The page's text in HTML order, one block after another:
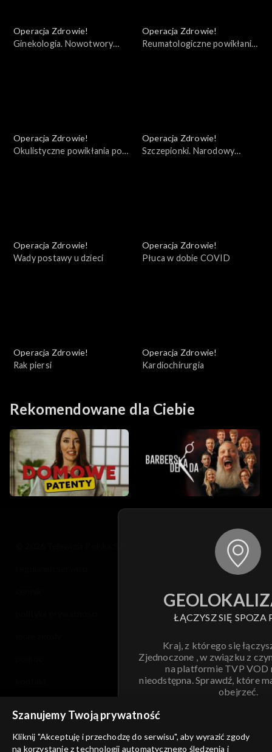
Operacja Zdrowie!
Ginekologia. Nowotwory
Operacja Zdrowie!
Reumatologiczne powikłania
Operacja Zdrowie!
Okulistyczne powikłania po
Operacja Zdrowie!
Szczepionki. Narodowy
Operacja Zdrowie!
Wady postawy u dzieci
Operacja Zdrowie!
Płuca w dobie COVID
Operacja Zdrowie!
Rak piersi
Operacja Zdrowie!
Kardiochirurgia
Rekomendowane dla Ciebie
ŁĄCZYSZ SIĘ SPOZA
Kraj, z którego się
Zjednoczone , w związku z
na platformie TVP VOD
nieodstępna. Sprawdź, które
obejrzeć.
informacje o dostawcy usług
Szanujemy Twoją prywatność
Kliknij "Akceptuję i przechodzę do serwisu", aby wyrazić zgody
na korzystanie z technologii automatycznego śledzenia i